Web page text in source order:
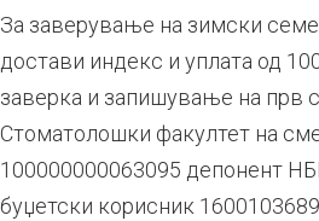
За заверување на зимски
достави индекс и уплата од
заверка и запишување на прв
Стоматолошки факултет на
100000000063095 депонент
буџетски корисник